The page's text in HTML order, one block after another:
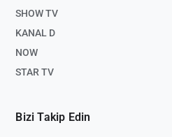
SHOW TV
KANAL D
NOW
STAR TV
Bizi Takip Edin